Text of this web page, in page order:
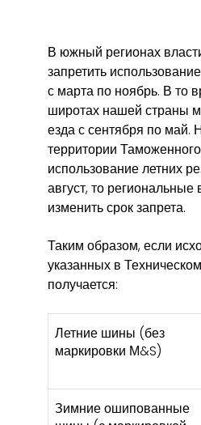
В южный регионах
запретить
с марта по ноябрь. В то
широтах нашей страны
езда с сентября по май.
территории
использование летних
август, то
изменить срок запрета.
Таким образом, если
указанных в
получается:
Летние шины (без
маркировки М&S)
Зимние ошипованные